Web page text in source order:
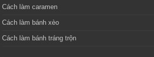
Cách làm caramen
Cách làm bánh xèo
Cách làm bánh tráng trộn